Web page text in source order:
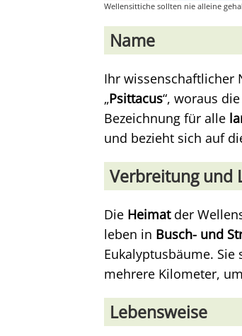
Wellensittiche sollten nie alleine
Name
Ihr wissenschaftlicher
„Psittacus“, woraus
Bezeichnung für alle
und bezieht sich auf
Verbreitung und
Die Heimatder
leben in Busch- und
Eukalyptusbäume.
mehrere Kilometer,
Lebensweise